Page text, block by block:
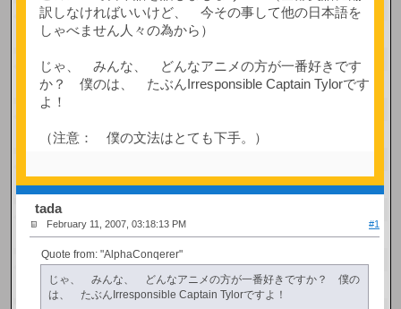
訳しなければいいけど、 今その事して他の日本語を
しゃべません人々の為から）
じゃ、 みんな、 どんなアニメの方が一番好きです
か？ 僕のは、 たぶんIrresponsible Captain Tylorです
よ！
（注意： 僕の文法はとても下手。）
tada
February 11, 2007, 03:18:13 PM #1
Quote from: "AlphaConqerer"
じゃ、 みんな、 どんなアニメの方が一番好きですか？ 僕の
は、 たぶんIrresponsible Captain Tylorですよ！